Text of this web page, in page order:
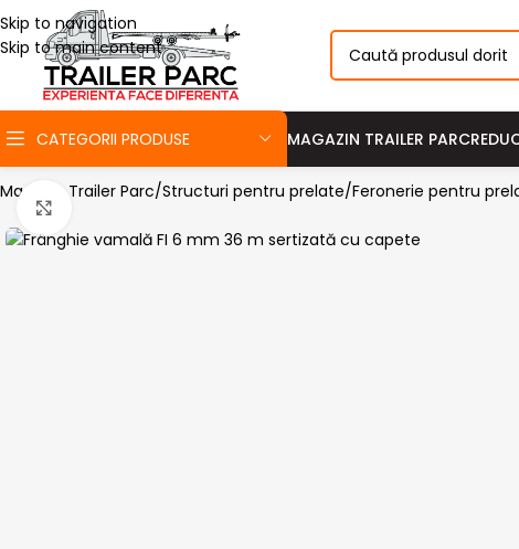
Skip to navigation
Skip to main content
CATEGORII PRODUSE MAGAZIN TRAILER PARC
Magazin Trailer Parc Structuri pentru prelate Feronerie pentru